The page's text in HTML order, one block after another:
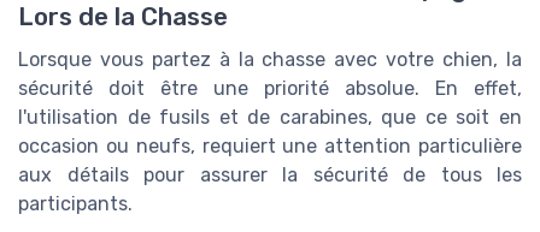
Lors de la Chasse
Lorsque vous partez à la chasse avec votre chien, la
sécurité doit être une priorité absolue. En effet,
l'utilisation de fusils et de carabines, que ce soit en
occasion ou neufs, requiert une attention particulière
aux détails pour assurer la sécurité de tous les
participants.